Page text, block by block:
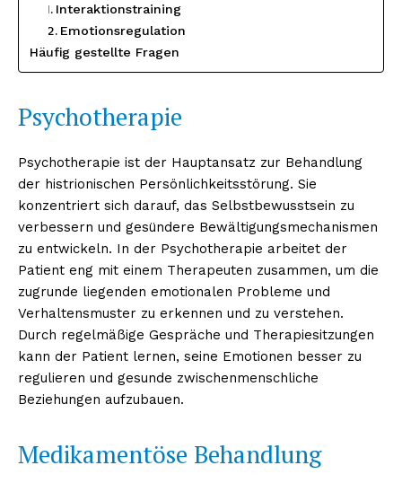
Interaktionstraining
Emotionsregulation
Häufig gestellte Fragen
Psychotherapie
Psychotherapie ist der Hauptansatz zur Behandlung
der histrionischen Persönlichkeitsstörung. Sie
konzentriert sich darauf, das Selbstbewusstsein zu
verbessern und gesündere Bewältigungsmechanismen
zu entwickeln. In der Psychotherapie arbeitet der
Patient eng mit einem Therapeuten zusammen, um die
zugrunde liegenden emotionalen Probleme und
Verhaltensmuster zu erkennen und zu verstehen.
Durch regelmäßige Gespräche und Therapiesitzungen
kann der Patient lernen, seine Emotionen besser zu
regulieren und gesunde zwischenmenschliche
Beziehungen aufzubauen.
Medikamentöse Behandlung